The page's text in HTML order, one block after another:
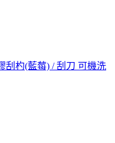
刮杓(藍莓) / 刮刀 可機洗